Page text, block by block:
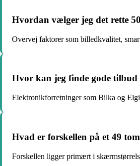
Hvordan vælger jeg det rette
Overvej faktorer som billedkvalitet,
Hvor kan jeg finde gode tilbud
Elektronikforretninger som Bilka og
Hvad er forskellen på et 49
Forskellen ligger primært i